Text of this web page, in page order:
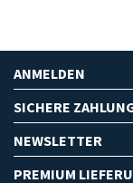
ANMELDEN
SICHERE
NEWSLETTER
PREMIUM